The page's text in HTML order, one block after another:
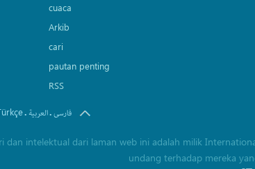
cuaca
Arkib
cari
pautan penting
RSS
. العربیة.فارسی
dan intelektual dari laman web ini adalah milik
undang terhadap mereka